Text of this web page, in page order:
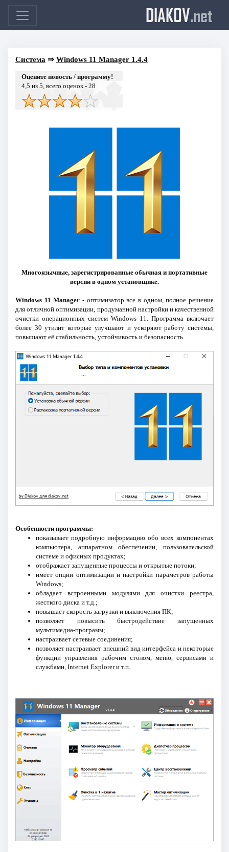
DIAKOV.net
Система ⇒ Windows 11 Manager 1.4.4
Оцените новость / программу!
4,5 из 5, всего оценок - 28
Многоязычные, зарегистрированные обычная и портативные
версии в одном установщике.
Windows 11 Manager - оптимизатор все в одном, полное решение
для отличной оптимизации, продуманной настройки и качественной
очистки операционных систем Windows 11. Программа включает
более 30 утилит которые улучшают и ускоряют работу системы,
повышают её стабильность, устойчивость и безопасность.
Особенности программы:
показывает подробную информацию обо всех компонентах
компьютера, аппаратном обеспечении, пользовательской
системе и офисных продуктах;
отображает запущенные процессы и открытые потоки;
имеет опции оптимизации и настройки параметров работы
Windows;
обладает встроенными модулями для очистки реестра,
жесткого диска и т.д.;
повышает скорость загрузки и выключения ПК;
позволяет повысить быстродействие запущенных
мультимедиа-программ;
настраивает сетевые соединения;
позволяет настраивает внешний вид интерфейса и некоторые
функции управления рабочим столом, меню, сервисами и
службами, Internet Explorer и т.п.